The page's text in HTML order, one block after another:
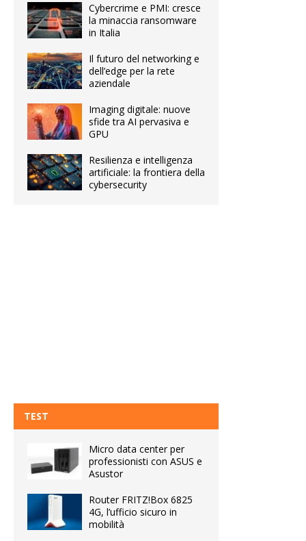
Cybercrime e PMI: cresce
la minaccia ransomware
in Italia
Il futuro del networking e
dell’edge per la rete
aziendale
Imaging digitale: nuove
sfide tra AI pervasiva e
GPU
Resilienza e intelligenza
artificiale: la frontiera della
cybersecurity
TEST
Micro data center per
professionisti con ASUS e
Asustor
Router FRITZ!Box 6825
4G, l’ufficio sicuro in
mobilità